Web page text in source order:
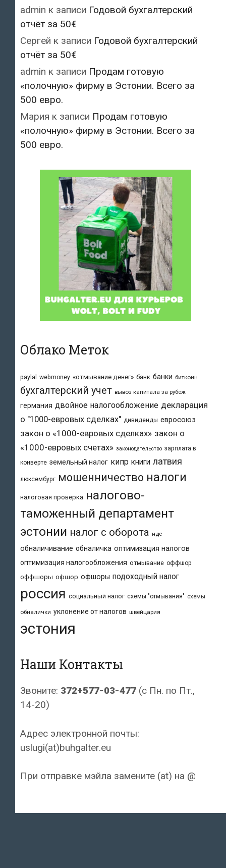
admin к записи Годовой бухгалтерский
отчёт за 50€
Сергей к записи Годовой бухгалтерский
отчёт за 50€
admin к записи Продам готовую
«полочную» фирму в Эстонии. Всего за
500 евро.
Мария к записи Продам готовую
«полочную» фирму в Эстонии. Всего за
500 евро.
Облако Меток
paylal webmoney «отмывание денег» банк банки биткоин
бухгалтерский учет вывоз капитала за рубеж
германия двойное налогообложение декларация
о "1000-евровых сделках" дивиденды евросоюз
закон о «1000-евровых сделках» закон о
«1000-евровых счетах» законодательство зарплата в
конверте земельный налог кипр книги латвия
люксембург мошенничество налоги
налоговая проверка налогово-
таможенный департамент
эстонии налог с оборота ндс
обналичивание обналичка оптимизация налогов
оптимизация налогообложения отмывание оффшор
оффшоры офшор офшоры подоходный налог
россия социальный налог схемы "отмывания" схемы
обналички уклонение от налогов швейцария
эстония
Наши Контакты
Звоните: 372+577-03-477 (с Пн. по Пт.,
14-20)
Адрес электронной почты:
uslugi(at)buhgalter.eu
При отправке мэйла замените (at) на @